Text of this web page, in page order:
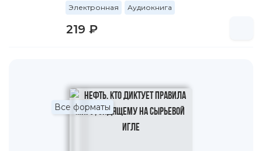
Электронная Аудиокнига
219 ₽
Все форматы